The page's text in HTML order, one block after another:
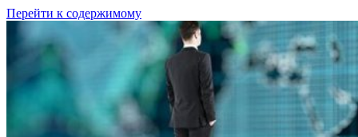
Перейти к содержимому